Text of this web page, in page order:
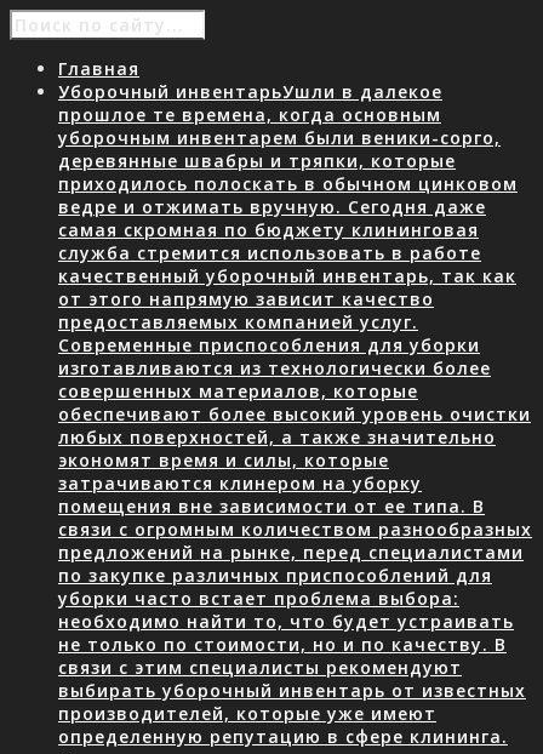
Главная
Уборочный инвентарьУшли в далекое
прошлое те времена, когда основным
уборочным инвентарем были веники-сорго,
деревянные швабры и тряпки, которые
приходилось полоскать в обычном цинковом
ведре и отжимать вручную. Сегодня даже
самая скромная по бюджету клининговая
служба стремится использовать в работе
качественный уборочный инвентарь, так как
от этого напрямую зависит качество
предоставляемых компанией услуг.
Современные приспособления для уборки
изготавливаются из технологически более
совершенных материалов, которые
обеспечивают более высокий уровень очистки
любых поверхностей, а также значительно
экономят время и силы, которые
затрачиваются клинером на уборку
помещения вне зависимости от ее типа. В
связи с огромным количеством разнообразных
предложений на рынке, перед специалистами
по закупке различных приспособлений для
уборки часто встает проблема выбора:
необходимо найти то, что будет устраивать
не только по стоимости, но и по качеству. В
связи с этим специалисты рекомендуют
выбирать уборочный инвентарь от известных
производителей, которые уже имеют
определенную репутацию в сфере клининга.